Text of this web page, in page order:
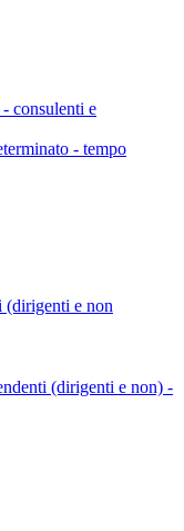
consulenti e
- tempo
(dirigenti e non
(dirigenti e non) -